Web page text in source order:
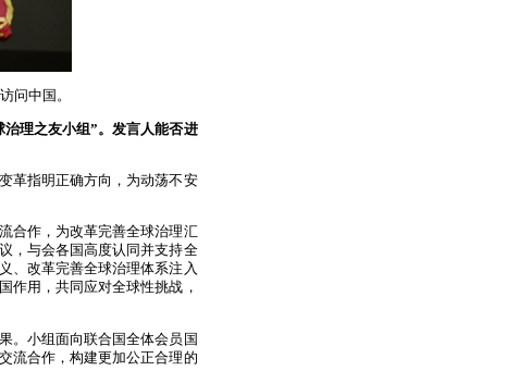
问中国。
治理之友小组”。发言人能否进
革指明正确方向，为动荡不安
合作，为改革完善全球治理汇
，与会各国高度认同并支持全
、改革完善全球治理体系注入
作用，共同应对全球性挑战，
。小组面向联合国全体会员国
流合作，构建更加公正合理的